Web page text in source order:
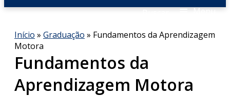
≡ Menu
Início » Graduação » Fundamentos da Aprendizagem
Motora
Fundamentos da
Aprendizagem Motora